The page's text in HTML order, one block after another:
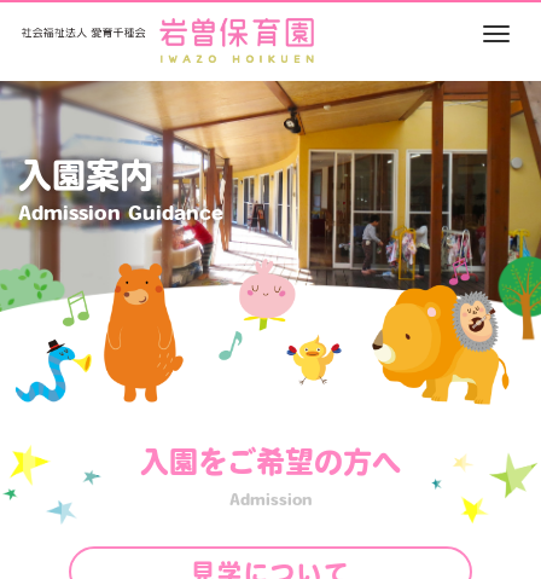
M
入園案内
Admission Guidance
入園をご希望の方へ
Admission
見学について